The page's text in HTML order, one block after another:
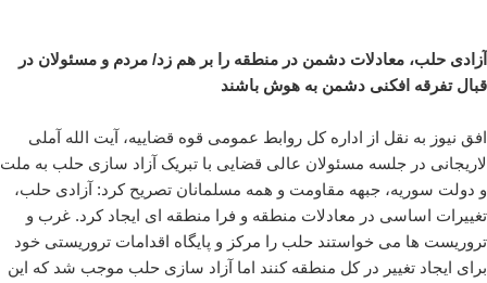
آزادی حلب، معادلات دشمن در منطقه را بر هم زد/ مردم و مسئولان در
قبال تفرقه افکنی دشمن به هوش باشند
افق نیوز به نقل از اداره کل روابط عمومی قوه قضاییه، آیت الله آملی
لاریجانی در جلسه مسئولان عالی قضایی با تبریک آزاد سازی حلب به ملت
و دولت سوریه، جبهه مقاومت و همه مسلمانان تصریح کرد: آزادی حلب،
تغییرات اساسی در معادلات منطقه و فرا منطقه ای ایجاد کرد. غرب و
تروریست ها می خواستند حلب را مرکز و پایگاه اقدامات تروریستی خود
برای ایجاد تغییر در کل منطقه کنند اما آزاد سازی حلب موجب شد که این